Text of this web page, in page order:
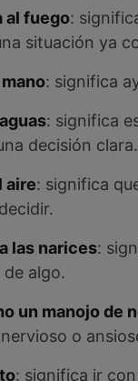
al fuego:
situación ya
: significa
: significa
decisión clara.
aire: significa
las narices:
algo.
un manojo de
o
: significa ir